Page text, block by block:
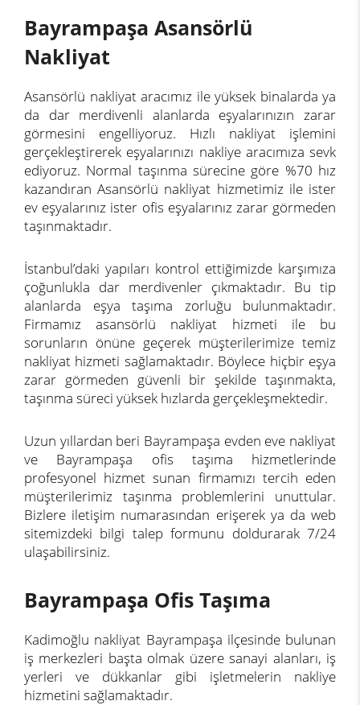
Bayrampaşa Asansörlü
Nakliyat
Asansörlü nakliyat aracımız ile yüksek binalarda ya
da dar merdivenli alanlarda eşyalarınızın zarar
görmesini engelliyoruz. Hızlı nakliyat işlemini
gerçekleştirerek eşyalarınızı nakliye aracımıza sevk
ediyoruz. Normal taşınma sürecine göre %70 hız
kazandıran Asansörlü nakliyat hizmetimiz ile ister
ev eşyalarınız ister ofis eşyalarınız zarar görmeden
taşınmaktadır.
İstanbul’daki yapıları kontrol ettiğimizde karşımıza
çoğunlukla dar merdivenler çıkmaktadır. Bu tip
alanlarda eşya taşıma zorluğu bulunmaktadır.
Firmamız asansörlü nakliyat hizmeti ile bu
sorunların önüne geçerek müşterilerimize temiz
nakliyat hizmeti sağlamaktadır. Böylece hiçbir eşya
zarar görmeden güvenli bir şekilde taşınmakta,
taşınma süreci yüksek hızlarda gerçekleşmektedir.
Uzun yıllardan beri Bayrampaşa evden eve nakliyat
ve Bayrampaşa ofis taşıma hizmetlerinde
profesyonel hizmet sunan firmamızı tercih eden
müşterilerimiz taşınma problemlerini unuttular.
Bizlere iletişim numarasından erişerek ya da web
sitemizdeki bilgi talep formunu doldurarak 7/24
ulaşabilirsiniz.
Bayrampaşa Ofis Taşıma
Kadimoğlu nakliyat Bayrampaşa ilçesinde bulunan
iş merkezleri başta olmak üzere sanayi alanları, iş
yerleri ve dükkanlar gibi işletmelerin nakliye
hizmetini sağlamaktadır.